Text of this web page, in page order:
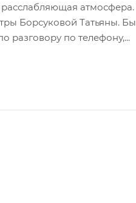
расслабляющая
Борсуковой Татьяны.
разговору по телефону,...